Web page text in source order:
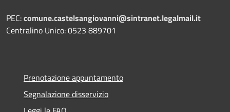
PEC:comune.castelsangiovanni@sintranet.legalmail.it
Centralino Unico: 0523 889701
Prenotazione appuntamento
Segnalazione disservizio